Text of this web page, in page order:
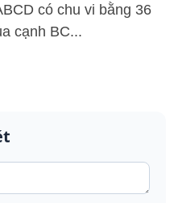
có chu vi bằng 36
cạnh BC...